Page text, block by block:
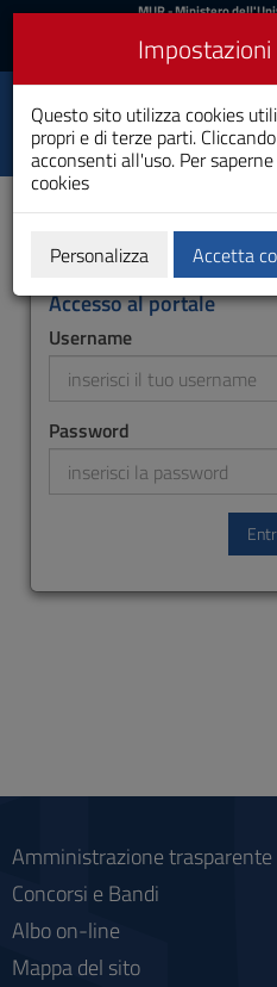
Vai
al
navigazione
sito
MIUR
Accedi
MUR- Ministero
Accedi
Toggle
navigation
Università
Studi di
Accesso al portale
Username
Password
Amministrazione trasparente
Concorsi e Bandi
Albo on-line
Mappa del sito
Questo sito utilizza cookies
propri e di terze parti.
acconsenti all'uso. Per
cookies
Personalizza Accetta